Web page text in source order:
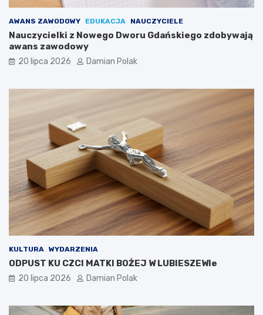
AWANS ZAWODOWY EDUKACJA NAUCZYCIELE
Nauczycielki z Nowego Dworu Gdańskiego zdobywają
awans zawodowy
20 lipca 2026 Damian Polak
KULTURA WYDARZENIA
ODPUST KU CZCI MATKI BOŻEJ W LUBIESZEWIe
20 lipca 2026 Damian Polak